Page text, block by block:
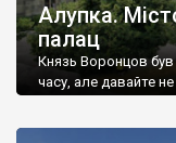
Алупка.
палац
Князь Воронцов
часу, але давайте